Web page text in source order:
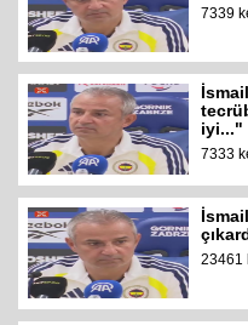
7339
iyi..."
7333
23461